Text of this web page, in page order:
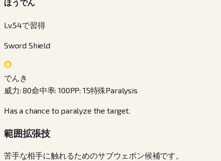
ほうでん
Lv.54で習得
Sword Shield
でんき
威力:80命中率:100PP: 15特殊Paralysis
Has a chance to paralyze the target.
範囲拡張技
苦手な相手に触れるためのサブウェポン候補です。